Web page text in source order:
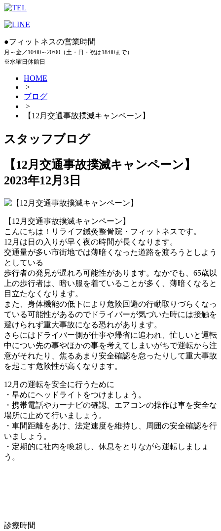
●フィットネスの営業時間
月～金／10:00～20:00（土・日・祝は18:00まで）
※水曜日休館日
HOME
>
ブログ
>
【12月交通事故撲滅キャンペーン】
スタッフブログ
【12月交通事故撲滅キャンペーン】
2023年12月3日
【12月交通事故撲滅キャンペーン】
こんにちは！リライフ鍼灸整骨院・フィットネスです。
12月は日の入りが早く夜の時間が長くなります。
交通量が多い市街地では薄暗くなった道路を渡ろうとしよう
としている
歩行者の発見が遅れろ可能性があります。なかでも、65歳以
上の歩行者は、暗い服を着ていることが多く、薄暗くなると
目立たなくなります。
また、身体機能の低下により危険回避の行動取りづらくなっ
ている可能性があるのでドライバーが気づいた時には接触を
避けられず重大事故になる恐れがあります。
さらにはドライバー側が仕事や帰省に追われ、忙しいと運転
中につい先の事やほかの事を考えてしまいがちで運転から注
意がそれたり、焦るあまり安全確認を怠ったりして重大事故
を起こす危険性が高くなります。
12月の運転を安全に行うために
・早めにヘッドライトをつけましょう。
・携帯電話やカーナビの確認、エアコンの操作は車を安全な
場所に止めて行いましょう。
・車間距離をあけ、法定速度を維持し、周囲の安全確認を行
いましょう。
・定期的に社内を喚起し、休息をとりながら運転しましょ
う。
診療時間